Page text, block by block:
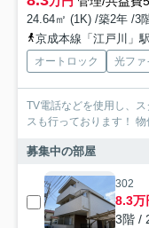
24.64㎡ (1K) /築2年 /3
京成本線「江戸川」
オートロック 光ファ
TV電話などを使用し、
スも行っております！
募集中の部屋
302
8.3万
3階 /